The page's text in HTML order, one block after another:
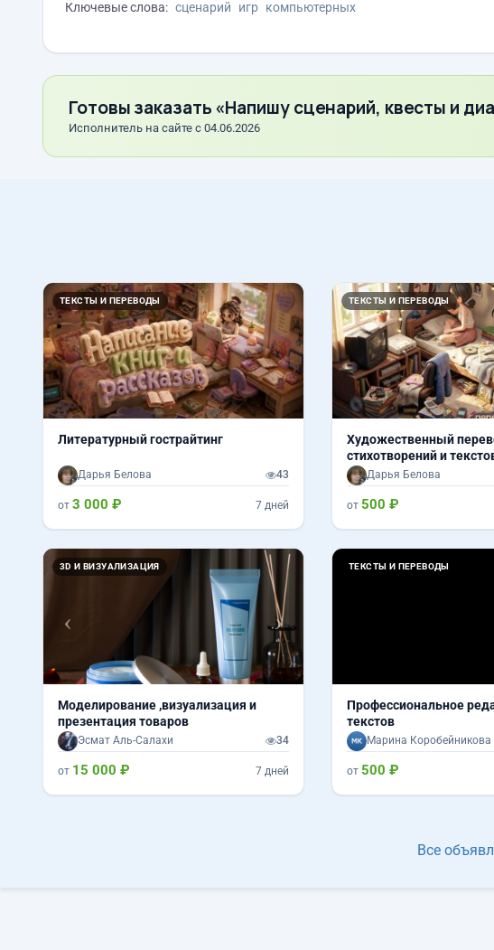
Ключевые слова: сценарий игр компьютерных
Готовы заказать «Напишу сценарий, квесты и
Исполнитель на сайте с 04.06.2026
ТЕКСТЫ И ПЕРЕВОДЫ
Литературный гострайтинг
Дарья Белова 43
от 3 000 ₽ 7 дней
ТЕКСТЫ И ПЕРЕВОДЫ
Художественный
стихотворений и
Дарья Белова
от 500 ₽
3D И ВИЗУАЛИЗАЦИЯ
Назад Вперед
Моделирование ,визуализация и
презентация товаров
Эсмат Аль-Салахи 34
от 15 000 ₽ 7 дней
ТЕКСТЫ И ПЕРЕВОДЫ
Профессиональное
текстов
Марина Коробейникова
от 500 ₽
Все